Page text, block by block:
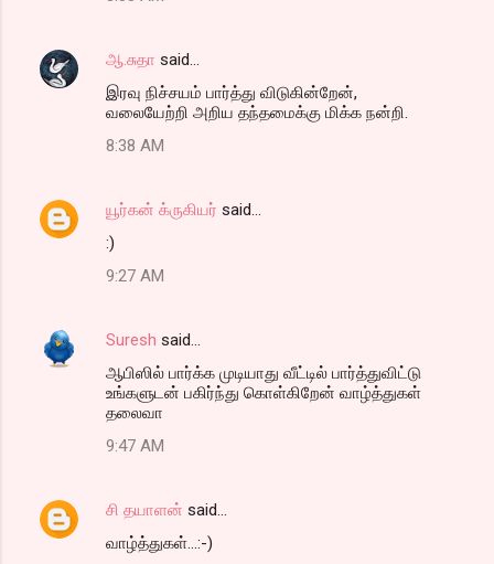
ஆ.சுதா said…
இரவு நிச்சயம் பார்த்து விடுகின்றேன்,
வலையேற்றி அறிய தந்தமைக்கு மிக்க நன்றி.
8:38 AM
யூர்கன் க்ருகியர் said…
:)
9:27 AM
Suresh said…
ஆபிஸில் பார்க்க முடியாது வீட்டில் பார்த்துவிட்டு
உங்களுடன் பகிர்ந்து கொள்கிறேன் வாழ்த்துகள்
தலைவா
9:47 AM
சி தயாளன் said…
வாழ்த்துகள்...:-)